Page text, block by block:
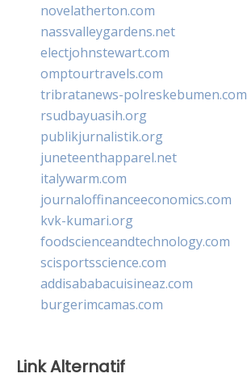
novelatherton.com
nassvalleygardens.net
electjohnstewart.com
omptourtravels.com
tribratanews-polreskebumen.com
rsudbayuasih.org
publikjurnalistik.org
juneteenthapparel.net
italywarm.com
journaloffinanceeconomics.com
kvk-kumari.org
foodscienceandtechnology.com
scisportsscience.com
addisababacuisineaz.com
burgerimcamas.com
Link Alternatif